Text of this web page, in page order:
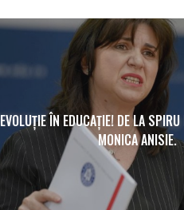
EVOLUȚIE ÎN EDUCAȚIE! DE LA
MONICA ANISIE.